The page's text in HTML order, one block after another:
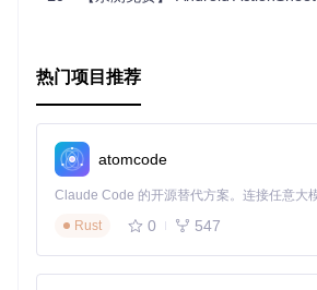
热门项目推荐
atomcode
Rust
0 547